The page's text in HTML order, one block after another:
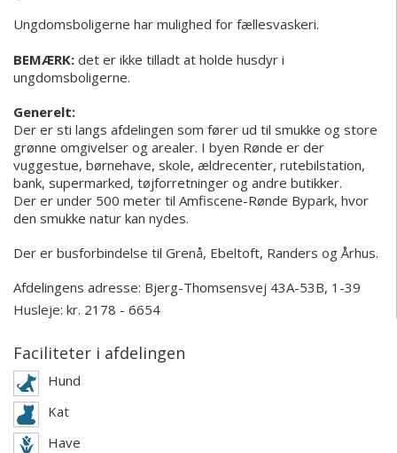
Ungdomsboligerne har mulighed for fællesvaskeri.
BEMÆRK: det er ikke tilladt at holde husdyr i
ungdomsboligerne.
Generelt:
Der er sti langs afdelingen som fører ud til smukke og store
grønne omgivelser og arealer. I byen Rønde er der
vuggestue, børnehave, skole, ældrecenter, rutebilstation,
bank, supermarked, tøjforretninger og andre butikker.
Der er under 500 meter til Amfiscene-Rønde Bypark, hvor
den smukke natur kan nydes.
Der er busforbindelse til Grenå, Ebeltoft, Randers og Århus.
Afdelingens adresse: Bjerg-Thomsensvej 43A-53B, 1-39
Husleje: kr. 2178 - 6654
Faciliteter i afdelingen
Hund
Kat
Have